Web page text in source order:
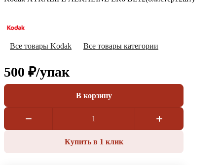
Все товары Kodak Все товары категории
500 ₽/упак
В корзину
Купить в 1 клик